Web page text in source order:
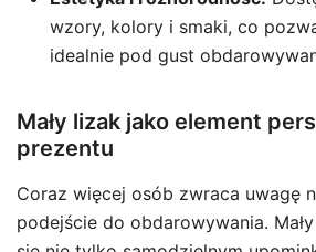
wzory, kolory i smaki, co
idealnie pod gust
Mały lizak jako element
prezentu
Coraz więcej osób zwraca uwagę
podejście do obdarowywania.